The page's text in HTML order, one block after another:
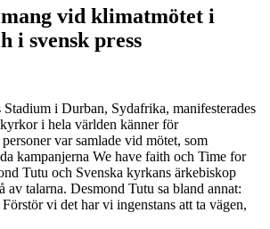
vid klimatmötet i
i svensk press
i Durban, Sydafrika, manifesterades
i hela världen känner för
var samlade vid mötet, som
kampanjerna We have faith och Time for
Tutu och Svenska kyrkans ärkebiskop
av talarna. Desmond Tutu sa bland annat:
vi det har vi ingenstans att ta vägen,